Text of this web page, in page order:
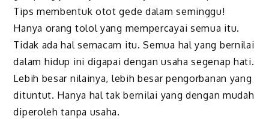
Tips membentuk otot gede dalam seminggu!
Hanya orang tolol yang mempercayai semua itu.
Tidak ada hal semacam itu. Semua hal yang bernilai
dalam hidup ini digapai dengan usaha segenap hati.
Lebih besar nilainya, lebih besar pengorbanan yang
dituntut. Hanya hal tak bernilai yang dengan mudah
diperoleh tanpa usaha.